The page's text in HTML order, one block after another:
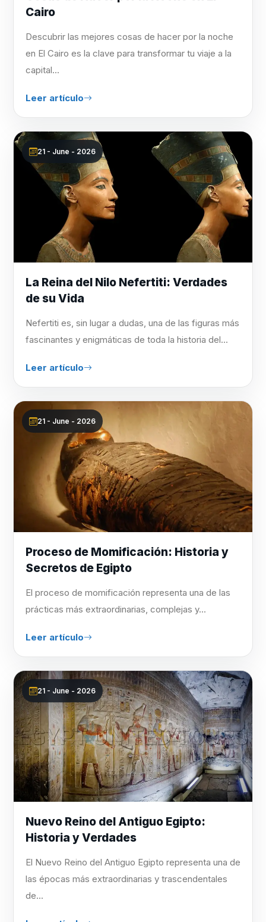
Cairo
Descubrir las mejores cosas de hacer por la noche
en El Cairo es la clave para transformar tu viaje a la
capital...
Leer artículo
21 - June - 2026
La Reina del Nilo Nefertiti: Verdades
de su Vida
Nefertiti es, sin lugar a dudas, una de las figuras más
fascinantes y enigmáticas de toda la historia del...
Leer artículo
21 - June - 2026
Proceso de Momificación: Historia y
Secretos de Egipto
El proceso de momificación representa una de las
prácticas más extraordinarias, complejas y...
Leer artículo
21 - June - 2026
Nuevo Reino del Antiguo Egipto:
Historia y Verdades
El Nuevo Reino del Antiguo Egipto representa una de
las épocas más extraordinarias y trascendentales
de...